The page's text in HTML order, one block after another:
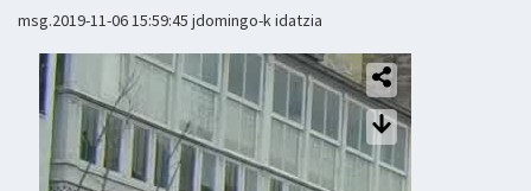
msg.2019-11-06 15:59:45 jdomingo-k idatzia